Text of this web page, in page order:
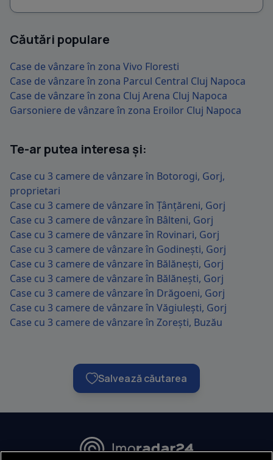
Căutări populare
Case de vânzare în zona Vivo Floresti
Case de vânzare în zona Parcul Central Cluj Napoca
Case de vânzare în zona Cluj Arena Cluj Napoca
Garsoniere de vânzare în zona Eroilor Cluj Napoca
Te-ar putea interesa și:
Case cu 3 camere de vânzare în Botorogi, Gorj,
proprietari
Case cu 3 camere de vânzare în Țânțăreni, Gorj
Case cu 3 camere de vânzare în Bâlteni, Gorj
Case cu 3 camere de vânzare în Rovinari, Gorj
Case cu 3 camere de vânzare în Godinești, Gorj
Case cu 3 camere de vânzare în Bălănești, Gorj
Case cu 3 camere de vânzare în Bălănești, Gorj
Case cu 3 camere de vânzare în Drăgoeni, Gorj
Case cu 3 camere de vânzare în Văgiulești, Gorj
Case cu 3 camere de vânzare în Zorești, Buzău
Salvează căutarea